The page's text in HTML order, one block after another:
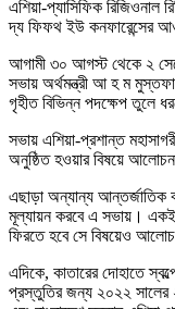
এশিয়া-প্যাসিফিক রিজিওনাল
দ্য ফিফথ ইউ কনফারেন্সের
আগামী ৩০ আগস্ট থেকে ২
সভায় অর্থমন্ত্রী আ হ ম
গৃহীত বিভিন্ন পদক্ষেপ তুলে
সভায় এশিয়া-প্রশান্ত
অনুষ্ঠিত হওয়ার বিষয়ে
এছাড়া অন্যান্য আন্তর্জাতিক
মূল্যায়ন করবে এ সভায়।
ফিরতে হবে সে বিষয়েও
এদিকে, কাতারের দোহাতে
প্রস্তুতির জন্য ২০২২ সালের